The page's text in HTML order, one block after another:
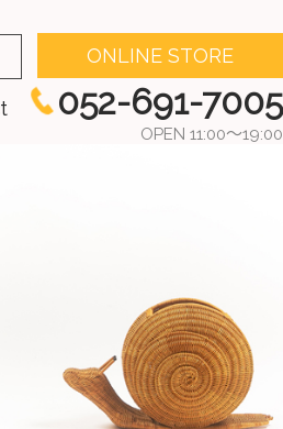
ONLINE STORE
052-691-7005
OPEN 11:00～19:00